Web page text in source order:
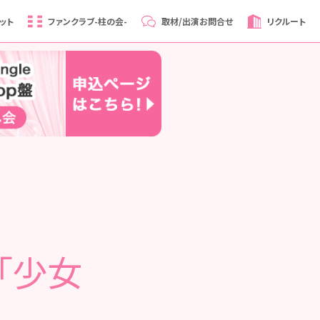
ト ファンクラブ-柱の会- 取材/出演お問合せ リクルート
少女